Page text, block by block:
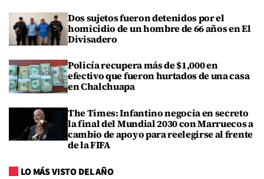
Dos sujetos fueron detenidos por el
homicidio de un hombre de 66 años en El
Divisadero
Policía recupera más de $1,000 en
efectivo que fueron hurtados de una casa
en Chalchuapa
The Times: Infantino negocia en secreto
la final del Mundial 2030 con Marruecos a
cambio de apoyo para reelegirse al frente
de la FIFA
LO MÁS VISTO DEL AÑO